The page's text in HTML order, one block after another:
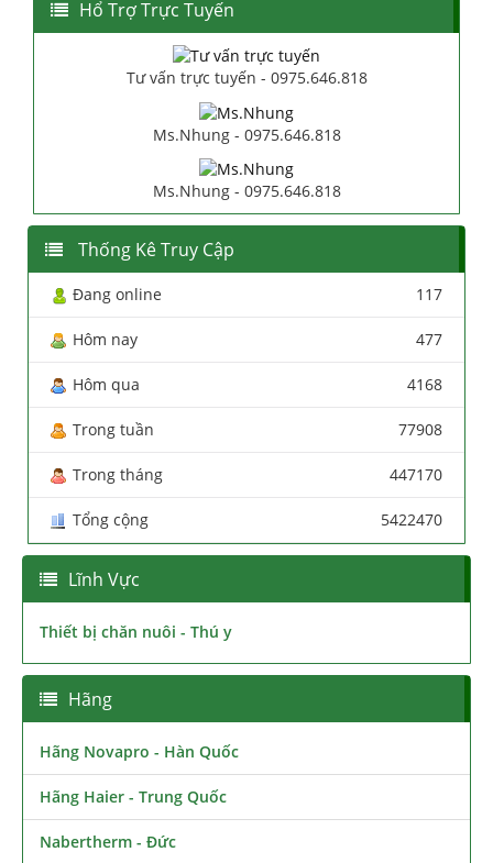
Hổ Trợ Trực Tuyến
Tư vấn trực tuyến - 0975.646.818
Ms.Nhung - 0975.646.818
Ms.Nhung - 0975.646.818
Thống Kê Truy Cập
Đang online 117
Hôm nay 477
Hôm qua 4168
Trong tuần 77908
Trong tháng 447170
Tổng cộng 5422470
Lĩnh Vực
Thiết bị chăn nuôi - Thú y
Hãng
Hãng Novapro - Hàn Quốc
Hãng Haier - Trung Quốc
Nabertherm - Đức